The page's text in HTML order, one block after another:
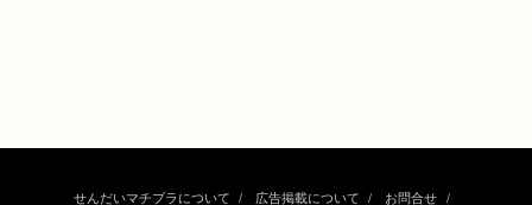
せんだいマチプラについて 広告掲載について お問合せ